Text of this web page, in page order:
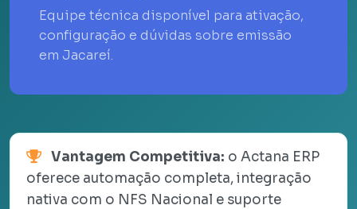
Equipe técnica disponível para ativação,
configuração e dúvidas sobre emissão
em Jacareí.
Vantagem Competitiva: o Actana ERP
oferece automação completa, integração
nativa com o NFS Nacional e suporte